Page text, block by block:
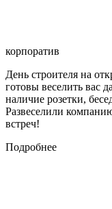
корпоратив
День строителя на
готовы веселить вас
наличие розетки,
Развеселили
встреч!
Подробнее